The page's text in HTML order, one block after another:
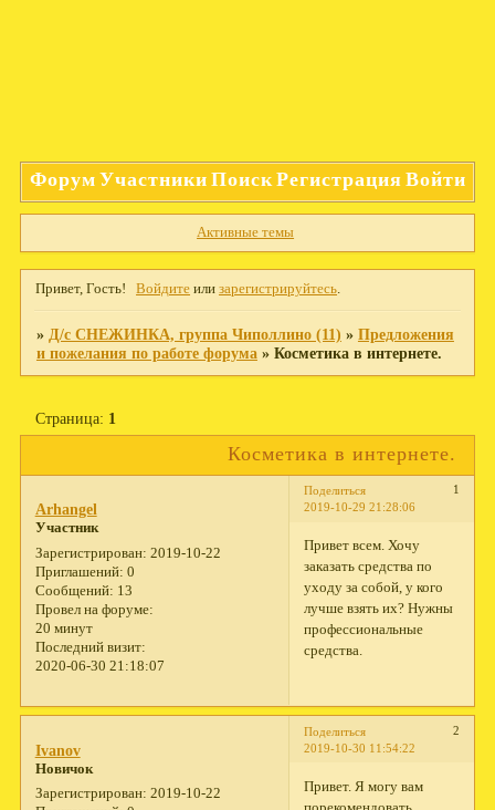
Форум Участники ПоискРегистрация Войти
Активные темы
Привет, Гость! Войдите илизарегистрируйтесь
» Д/с СНЕЖИНКА, группа Чиполлино (11) » Предложения
и пожелания по работе форума » Косметика в интернете.
Косметика в интернете.
Страница: 1
Поделиться
1
2019-10-29 21:28:06
Arhangel
Участник
Зарегистрирован: 2019-10-22
Приглашений: 0
Сообщений: 13
Провел на форуме:
20 минут
Последний визит:
2020-06-30 21:18:07
Привет всем. Хочу
заказать средства по
уходу за собой, у кого
лучше взять их? Нужны
профессиональные
средства.
Поделиться
2
2019-10-30 11:54:22
Ivanov
Новичок
Зарегистрирован: 2019-10-22
Привет. Я могу вам